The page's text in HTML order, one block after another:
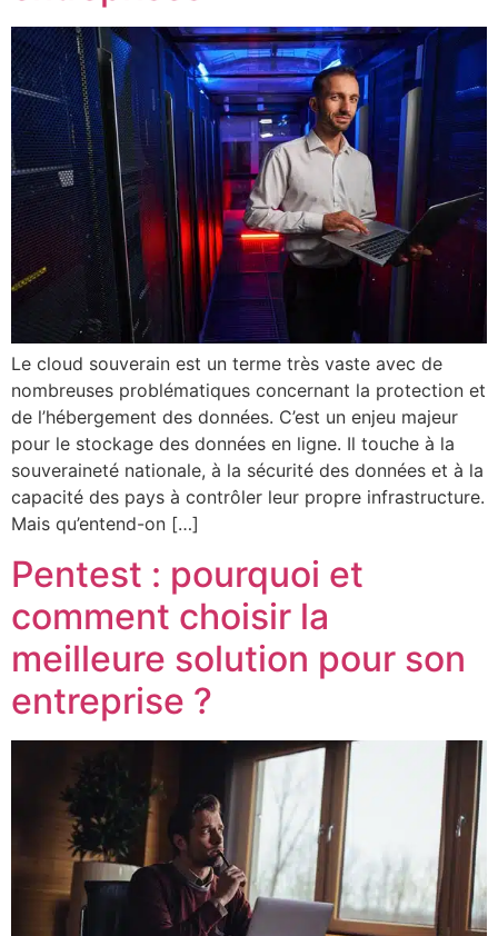
Le cloud souverain est un terme très vaste avec de
nombreuses problématiques concernant la protection et
de l’hébergement des données. C’est un enjeu majeur
pour le stockage des données en ligne. Il touche à la
souveraineté nationale, à la sécurité des données et à la
capacité des pays à contrôler leur propre infrastructure.
Mais qu’entend-on […]
Pentest : pourquoi et
comment choisir la
meilleure solution pour son
entreprise ?